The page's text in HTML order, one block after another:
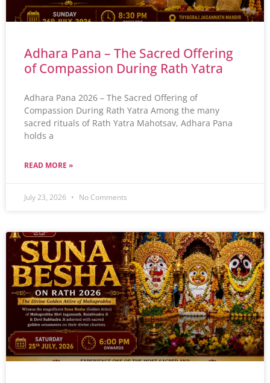
Adhara Pana – The Sacred Offering
of Compassion During Rath Yatra
Adhara Pana 2026 – The Sacred Offering of
Compassion During Rath Yatra Among the many
sacred rituals of Rath Yatra Mahotsav, Adhara Pana
holds a
READ MORE »
July 23, 2026 No Comments